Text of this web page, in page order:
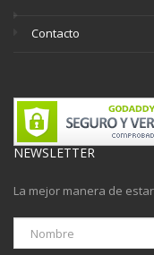
Contacto
NEWSLETTER
La mejor manera de